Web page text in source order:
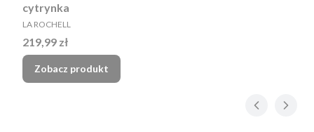
cytrynka
PRODUCENT
LA ROCHELL
Cena
219,99 zł
Zobacz produkt